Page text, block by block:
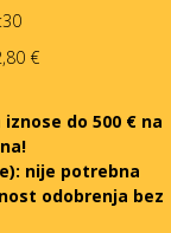
€
do 500 € na
nije potrebna
odobrenja bez